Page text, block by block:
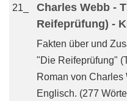
21_
Charles Webb -
Reifeprüfung) -
Fakten über und
"Die Reifeprüfung"
Roman von Charles
Englisch. (277